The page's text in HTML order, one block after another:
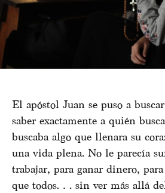
El apóstol Juan se puso a
saber exactamente a quién
buscaba algo que llenara su
una vida plena. No le parecía
trabajar, para ganar dinero,
que todos… sin ver más allá